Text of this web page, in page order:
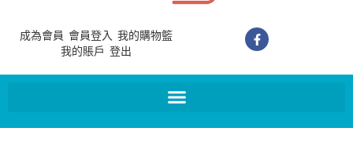
成為會員 會員登入 我的購物籃
我的賬戶 登出